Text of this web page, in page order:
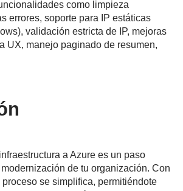
como limpieza
errores, soporte para IP estáticas
validación estricta de IP, mejoras
UX, manejo paginado de resumen,
a Azure es un paso
de tu organización. Con
se simplifica, permitiéndote